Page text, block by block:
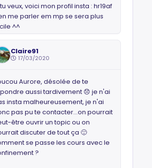
veux, voici mon profil insta : hr19af
me parler em mp se sera plus
^^
Claire91
17/03/2020
Aurore, désolée de te
aussi tardivement 😞 je n'ai
insta malheureusement, je n'ai
pas pu te contacter...on pourrait
être ouvrir un topic ou on
discuter de tout ça 🙂
se passe les cours avec le
?